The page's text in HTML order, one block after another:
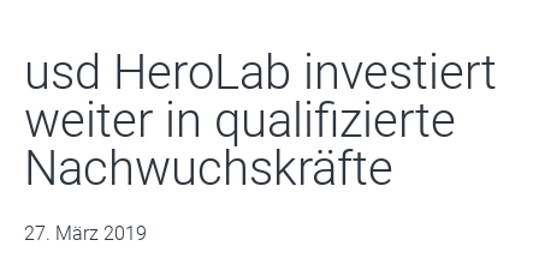
usd HeroLab investiert
weiter in qualifizierte
Nachwuchskräfte
27. März 2019